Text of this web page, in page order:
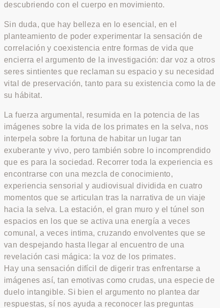
descubriendo con el cuerpo en movimiento.
Sin duda, que hay belleza en lo esencial, en el
planteamiento de poder experimentar la sensación de
correlación y coexistencia entre formas de vida que
encierra el argumento de la investigación: dar voz a otros
seres sintientes que reclaman su espacio y su necesidad
vital de preservación, tanto para su existencia como la de
su hábitat.
La fuerza argumental, resumida en la potencia de las
imágenes sobre la vida de los primates en la selva, nos
interpela sobre la fortuna de habitar un lugar tan
exuberante y vivo, pero también sobre lo incomprendido
que es para la sociedad. Recorrer toda la experiencia es
encontrarse con una mezcla de conocimiento,
experiencia sensorial y audiovisual dividida en cuatro
momentos que se articulan tras la narrativa de un viaje
hacia la selva. La estación, el gran muro y el túnel son
espacios en los que se activa una energía a veces
comunal, a veces intima, cruzando envolventes que se
van despejando hasta llegar al encuentro de una
revelación casi mágica: la voz de los primates.
Hay una sensación difícil de digerir tras enfrentarse a
imágenes así, tan emotivas como crudas, una especie de
duelo intangible. Si bien el argumento no plantea dar
respuestas, sí nos ayuda a reconocer las preguntas